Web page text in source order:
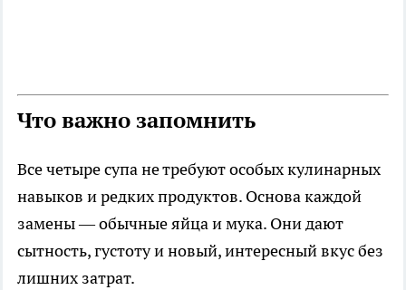
Что важно запомнить
Все четыре супа не требуют особых кулинарных
навыков и редких продуктов. Основа каждой
замены — обычные яйца и мука. Они дают
сытность, густоту и новый, интересный вкус без
лишних затрат.